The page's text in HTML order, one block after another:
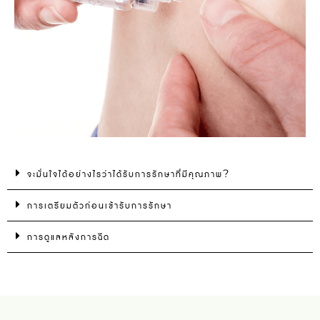
จะมั่นใจได้อย่างไรว่าได้รับการรักษาที่มีคุณภาพ?
การเตรียมตัวก่อนเข้ารับการรักษา
การดูแลหลังการฉีด